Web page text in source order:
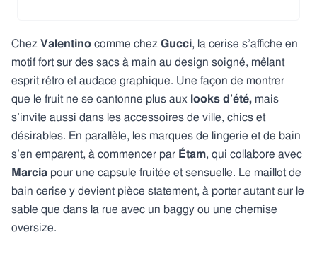
Chez Valentino comme chez Gucci, la cerise s’affiche en
motif fort sur des sacs à main au design soigné, mêlant
esprit rétro et audace graphique. Une façon de montrer
que le fruit ne se cantonne plus aux looks d’été, mais
s’invite aussi dans les accessoires de ville, chics et
désirables. En parallèle, les marques de lingerie et de bain
s’en emparent, à commencer par Étam, qui collabore avec
Marcia pour une capsule fruitée et sensuelle. Le maillot de
bain cerise y devient pièce statement, à porter autant sur le
sable que dans la rue avec un baggy ou une chemise
oversize.